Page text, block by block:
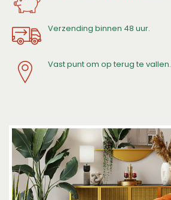
Verzending binnen 48 uur.
Vast punt om op terug te vallen.